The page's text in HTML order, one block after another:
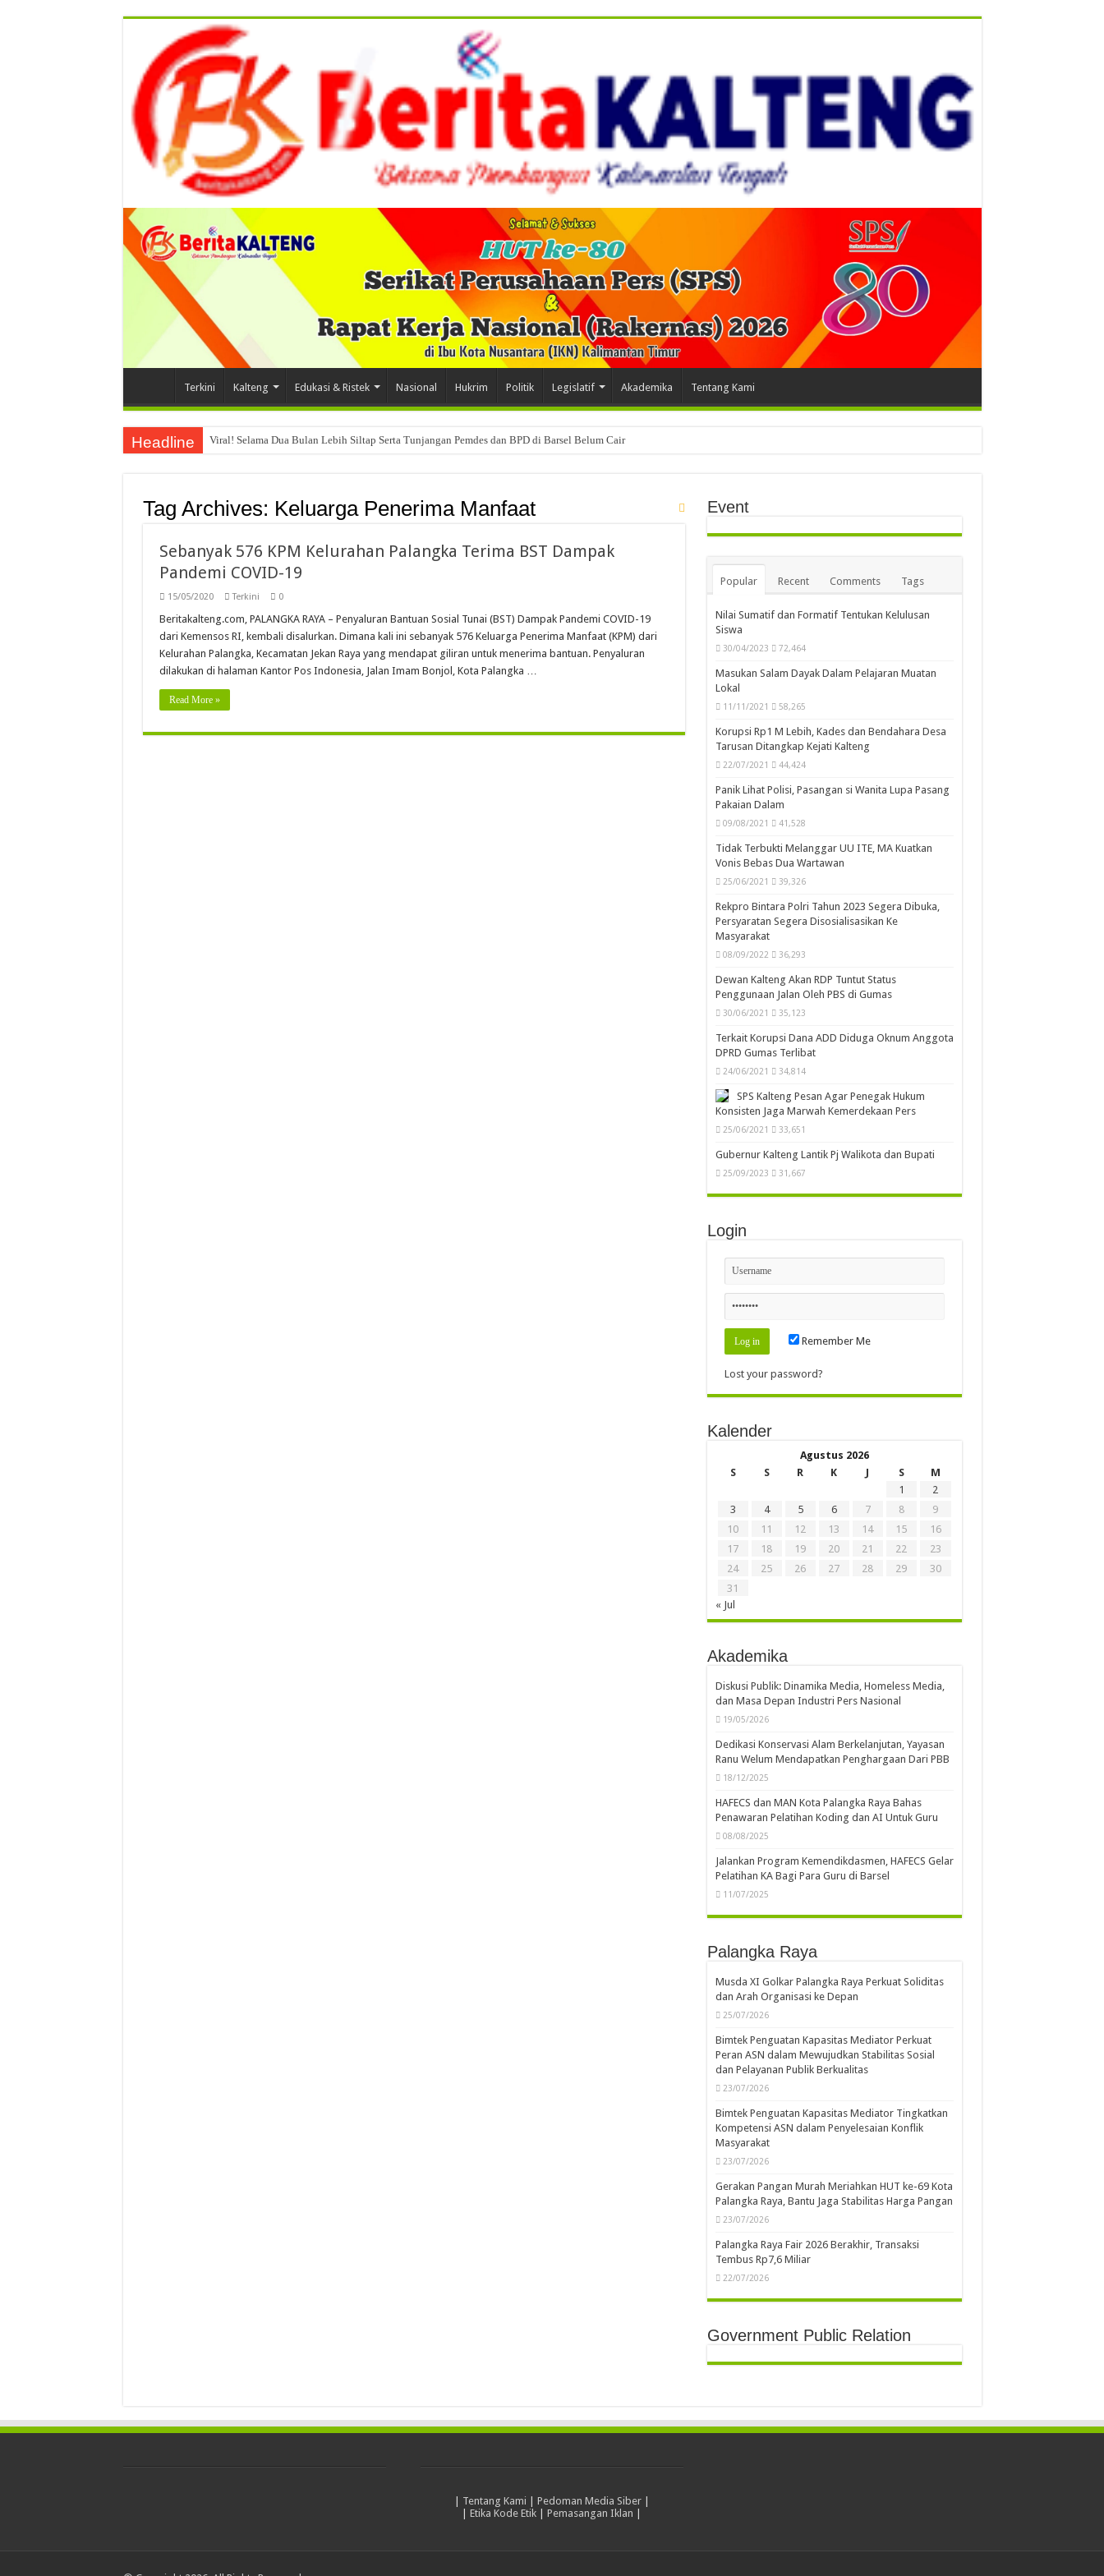
Terkini Kalteng Edukasi & Ristek Nasional Hukrim Politik Legislatif Akademika Tentang Kami
Headline Viral! Selama Dua Bulan Lebih Siltap Serta Tunjangan Pemdes dan BPD di Barsel Belum Cair
Tag Archives: Keluarga Penerima Manfaat
Sebanyak 576 KPM Kelurahan Palangka Terima BST Dampak
Pandemi COVID-19
15/05/2020 Terkini 0
Beritakalteng.com, PALANGKA RAYA – Penyaluran Bantuan Sosial Tunai (BST) Dampak Pandemi COVID-19
dari Kemensos RI, kembali disalurkan. Dimana kali ini sebanyak 576 Keluarga Penerima Manfaat (KPM) dari
Kelurahan Palangka, Kecamatan Jekan Raya yang mendapat giliran untuk menerima bantuan. Penyaluran
dilakukan di halaman Kantor Pos Indonesia, Jalan Imam Bonjol, Kota Palangka …
Read More »
Event
Popular Recent Comments Tags
Nilai Sumatif dan Formatif Tentukan Kelulusan
Siswa
30/04/2023 72,464
Masukan Salam Dayak Dalam Pelajaran Muatan
Lokal
11/11/2021 58,265
Korupsi Rp1 M Lebih, Kades dan Bendahara Desa
Tarusan Ditangkap Kejati Kalteng
22/07/2021 44,424
Panik Lihat Polisi, Pasangan si Wanita Lupa Pasang
Pakaian Dalam
09/08/2021 41,528
Tidak Terbukti Melanggar UU ITE, MA Kuatkan
Vonis Bebas Dua Wartawan
25/06/2021 39,326
Rekpro Bintara Polri Tahun 2023 Segera Dibuka,
Persyaratan Segera Disosialisasikan Ke
Masyarakat
08/09/2022 36,293
Dewan Kalteng Akan RDP Tuntut Status
Penggunaan Jalan Oleh PBS di Gumas
30/06/2021 35,123
Terkait Korupsi Dana ADD Diduga Oknum Anggota
DPRD Gumas Terlibat
24/06/2021 34,814
SPS Kalteng Pesan Agar Penegak Hukum
Konsisten Jaga Marwah Kemerdekaan Pers
25/06/2021 33,651
Gubernur Kalteng Lantik Pj Walikota dan Bupati
25/09/2023 31,667
Login
Remember Me
Lost your password?
Kalender
Agustus 2026
S
S R K J S
M
1
2
3
4 5 6 7 8
9
10
11 12 13 14 15
16
17
18 19 20 21 22
23
24
25 26 27 28 29
30
31
« Jul
Akademika
Diskusi Publik: Dinamika Media, Homeless Media,
dan Masa Depan Industri Pers Nasional
19/05/2026
Dedikasi Konservasi Alam Berkelanjutan, Yayasan
Ranu Welum Mendapatkan Penghargaan Dari PBB
18/12/2025
HAFECS dan MAN Kota Palangka Raya Bahas
Penawaran Pelatihan Koding dan AI Untuk Guru
08/08/2025
Jalankan Program Kemendikdasmen, HAFECS Gelar
Pelatihan KA Bagi Para Guru di Barsel
11/07/2025
Palangka Raya
Musda XI Golkar Palangka Raya Perkuat Soliditas
dan Arah Organisasi ke Depan
25/07/2026
Bimtek Penguatan Kapasitas Mediator Perkuat
Peran ASN dalam Mewujudkan Stabilitas Sosial
dan Pelayanan Publik Berkualitas
23/07/2026
Bimtek Penguatan Kapasitas Mediator Tingkatkan
Kompetensi ASN dalam Penyelesaian Konflik
Masyarakat
23/07/2026
Gerakan Pangan Murah Meriahkan HUT ke-69 Kota
Palangka Raya, Bantu Jaga Stabilitas Harga Pangan
23/07/2026
Palangka Raya Fair 2026 Berakhir, Transaksi
Tembus Rp7,6 Miliar
22/07/2026
Government Public Relation
| Tentang Kami | Pedoman Media Siber|
|Etika Kode Etik |Pemasangan Iklan |